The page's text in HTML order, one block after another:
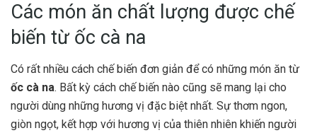
Các món ăn chất lượng được chế
biến từ ốc cà na
Có rất nhiều cách chế biến đơn giản để có những món ăn từ
ốc cà na. Bất kỳ cách chế biến nào cũng sẽ mang lại cho
người dùng những hương vị đặc biệt nhất. Sự thơm ngon,
giòn ngọt, kết hợp với hương vị của thiên nhiên khiến người